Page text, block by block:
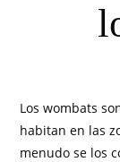
Los wombats
habitan en las
menudo se los